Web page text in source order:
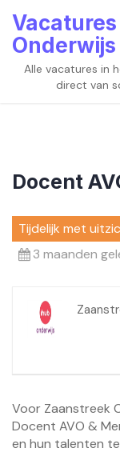
content
Onderwijs
Alle vacatures in
direct van
Docent
Tijdelijk met
3 maanden
Voor Zaanstreek
Docent AVO &
en hun talenten